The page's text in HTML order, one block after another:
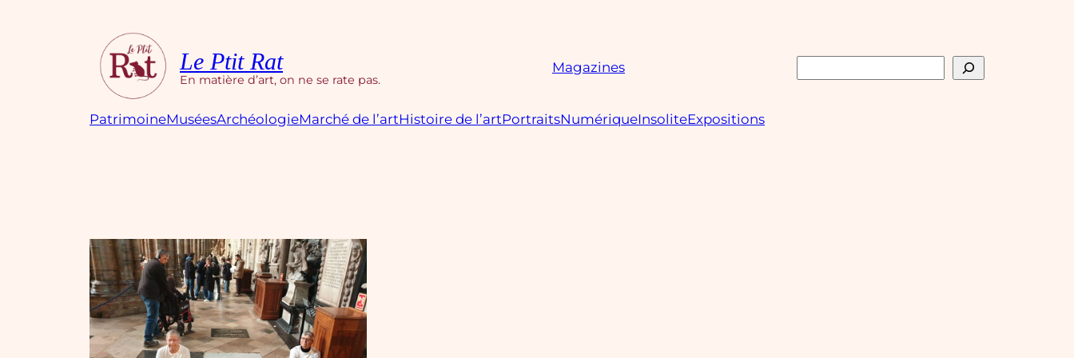
Le Ptit Rat
En matière d’art, on ne se rate pas.
Magazines Rechercher
PatrimoineMuséesArchéologieMarché de l’artHistoire de l’artPortraitsNumériqueInsoliteExpositions